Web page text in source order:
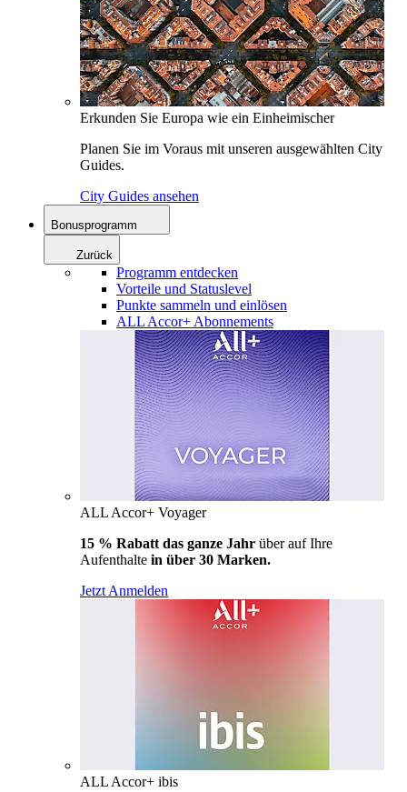
Erkunden Sie Europa wie ein Einheimischer
Planen Sie im Voraus mit unseren ausgewählten City
Guides.
City Guides ansehen
Bonusprogramm
Zurück
Programm entdecken
Vorteile und Statuslevel
Punkte sammeln und einlösen
ALL Accor+ Abonnements
ALL Accor+ Voyager
15 % Rabatt das ganze Jahr über auf Ihre
Aufenthalte in über 30 Marken.
Jetzt Anmelden
ALL Accor+ ibis